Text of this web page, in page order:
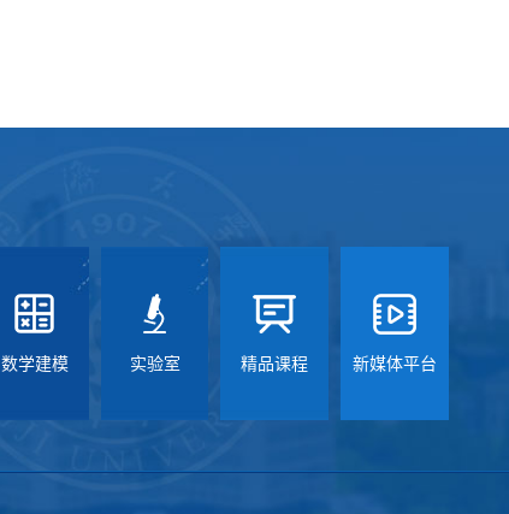
数学建模 实验室 精品课程 新媒体平台